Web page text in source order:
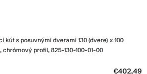
kút s posuvnými dverami 130 (dvere) x 100
chrómový profil, 825-130-100-01-00
€402,49